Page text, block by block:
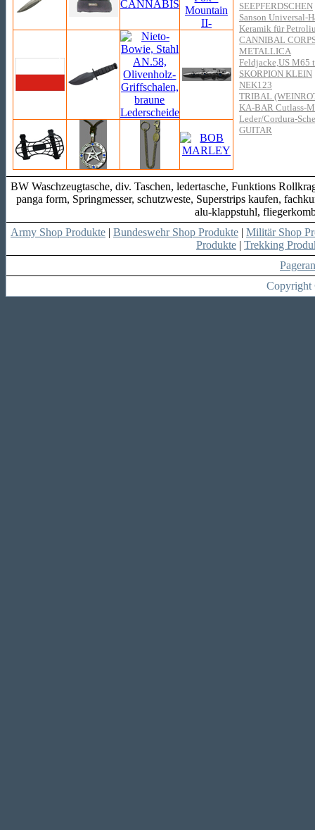
SEEPFERDSCHEN
Sanson Universal-
Keramik für
CANNIBAL
METALLICA
Feldjacke,US M65
SKORPION KLEIN
NEK123
TRIBAL
KA-BAR Cutlass-
Leder/Cordura-
GUITAR
BW Waschzeugtasche, div. Taschen, ledertasche, Funktions
panga form, Springmesser, schutzweste, Superstrips kaufen,
alu-klappstuhl,
Army Shop Produkte | Bundeswehr Shop Produkte | Militär Shop
Produkte | Trekking